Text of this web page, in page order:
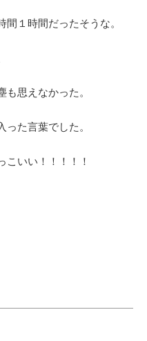
１時間だったそうな。
思えなかった。
た言葉でした。
こいい！！！！！